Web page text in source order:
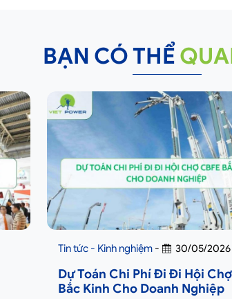
BẠN CÓ THỂ
Tin tức - Kinh nghiệm - 30/05/2026
Dự Toán Chi Phí Đi Đi Hội
Bắc Kinh Cho Doanh Nghiệp